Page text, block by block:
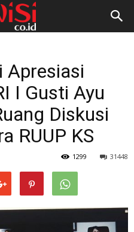
Apresiasi
I Gusti Ayu
Diskusi
RUUP KS
31448
1299